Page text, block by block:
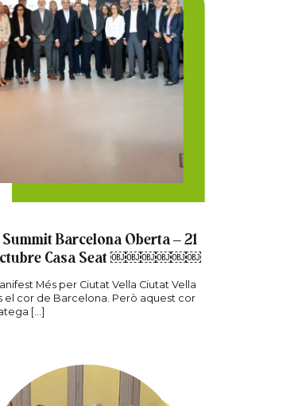
Summit Barcelona Oberta – 21
Casa Seat ￼￼￼￼￼￼
Més per Ciutat Vella Ciutat Vella
el cor de Barcelona. Però aquest cor
[…]